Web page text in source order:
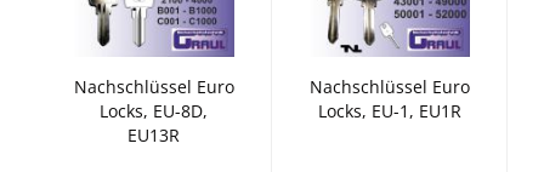
Nachschlüssel Euro
Locks, EU-8D,
EU13R
Nachschlüssel Euro
Locks, EU-1, EU1R